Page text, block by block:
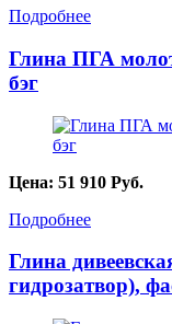
Подробнее
Глина ПГА
бэг
Цена: 51 910 Руб.
Подробнее
Глина
гидрозатвор),